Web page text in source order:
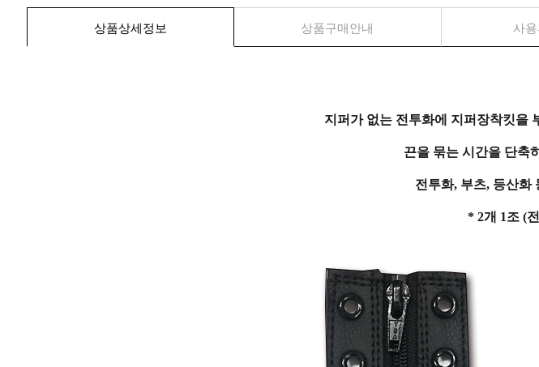
상품상세정보 상품구매안내 사
지퍼가 없는 전투화에 지퍼장착킷을
끈을 묶는 시간을 단축
전투화, 부츠, 등산화
* 2개 1조 (